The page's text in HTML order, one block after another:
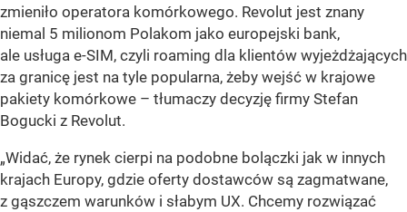
zmieniło operatora komórkowego. Revolut jest znany
niemal 5 milionom Polakom jako europejski bank,
ale usługa e-SIM, czyli roaming dla klientów wyjeżdżających
za granicę jest na tyle popularna, żeby wejść w krajowe
pakiety komórkowe – tłumaczy decyzję firmy Stefan
Bogucki z Revolut.
„Widać, że rynek cierpi na podobne bolączki jak w innych
krajach Europy, gdzie oferty dostawców są zagmatwane,
z gąszczem warunków i słabym UX. Chcemy rozwiązać